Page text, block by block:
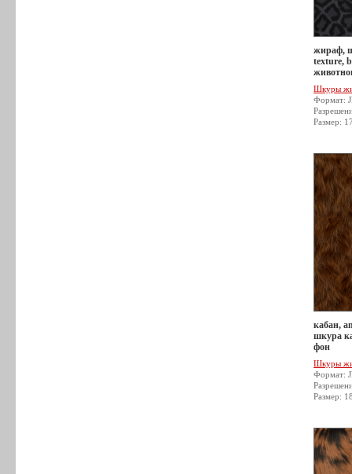
жираф,
texture,
Шкуры
Формат:
Размер:
кабан,
шкура
фон
Шкуры
Формат:
Размер: